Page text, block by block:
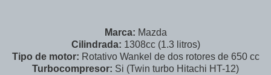
Marca: Mazda
Cilindrada: 1308cc (1.3 litros)
Tipo de motor: Rotativo Wankel de dos rotores de 650 cc
Turbocompresor: Si (Twin turbo Hitachi HT-12)